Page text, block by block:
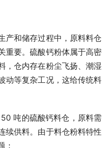
和储存过程中，原料料仓
重要。硫酸钙粉体属于高密
，仓内存在粉尘飞扬、潮湿
动等复杂工况，这给传统料
吨的硫酸钙料仓，原料需
续供料。由于料仓粉料特性
：